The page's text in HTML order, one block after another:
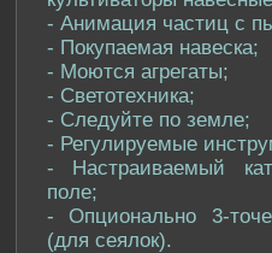
- Анимация частиц с
- Покупаемая навеска;
- Моются агрегаты;
- Светотехника;
- Следуйте по земле;
- Регулируемые
- Настраиваемый
поле;
- Опционально 3-
(для сеялок).